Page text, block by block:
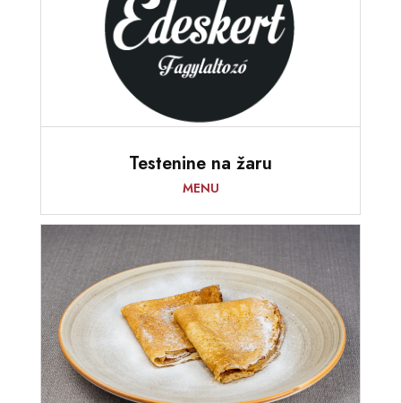
Testenine na žaru
MENU